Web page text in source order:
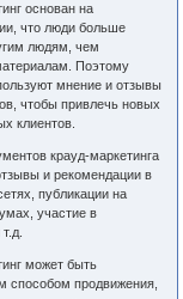
основан на
что люди больше
людям, чем
Поэтому
мнение и отзывы
чтобы привлечь новых
клиентов.
крауд-маркетинга
и рекомендации в
публикации на
участие в
может быть
способом продвижения,